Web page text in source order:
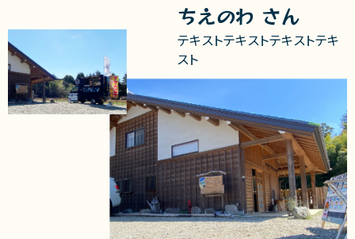
ちえのわ さん
テキストテキストテキストテキ
スト